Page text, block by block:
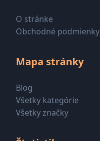
O stránke
Obchodné podmienky
Mapa stránky
Blog
Všetky kategórie
Všetky značky